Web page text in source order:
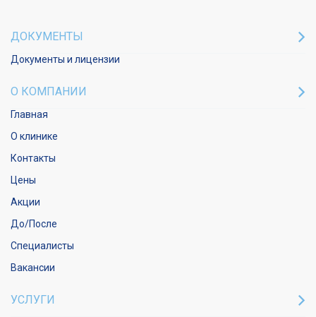
ДОКУМЕНТЫ
Документы и лицензии
О КОМПАНИИ
Главная
О клинике
Контакты
Цены
Акции
До/После
Специалисты
Вакансии
УСЛУГИ